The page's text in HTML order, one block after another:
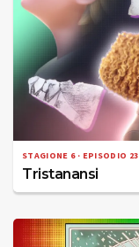
STAGIONE 6 · EPISODIO 23
Tristanansi